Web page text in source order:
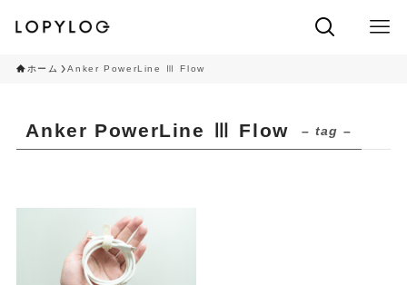
ホーム Anker PowerLine Ⅲ Flow
Anker PowerLine Ⅲ Flow – tag –